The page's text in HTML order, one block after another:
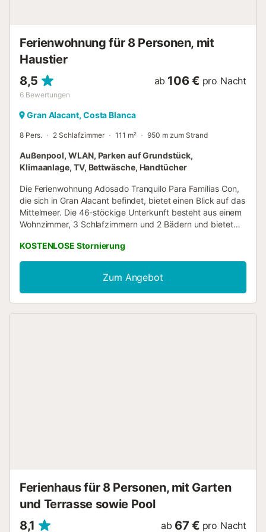
Ferienwohnung für 8 Personen, mit
Haustier
8,5
6 Bewertungen
ab 106 € pro Nacht
Gran Alacant, Costa Blanca
8 Pers. 2 Schlafzimmer 111 m² 950 m zum Strand
Außenpool, WLAN, Parken auf Grundstück,
Klimaanlage, TV, Bettwäsche, Handtücher
Die Ferienwohnung Adosado Tranquilo Para Familias Con,
die sich in Gran Alacant befindet, bietet einen Blick auf das
Mittelmeer. Die 46-stöckige Unterkunft besteht aus einem
Wohnzimmer, 3 Schlafzimmern und 2 Bädern und bietet
außerdem Wi-Fi mit einem Arbeitsplatz für Homeoffice, ein
TV, eine Klimaanlage sowie eine Waschmaschine. Diese
Unterkunft bietet Zugang zu einem gemeinsamen
Außenbereich mit Pool und offener Terrasse. Supermarkt 5
Minuten zu Fuß entfernt, sowie mehrere Restaurants und
KOSTENLOSE Stornierung
Zum Angebot
Ferienhaus für 8 Personen, mit Garten
und Terrasse sowie Pool
8,1
ab 67 € pro Nacht